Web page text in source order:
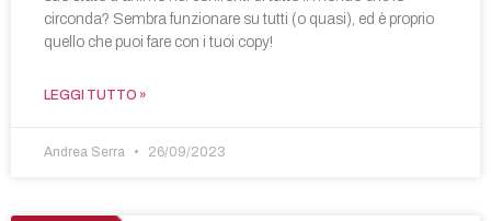
circonda? Sembra funzionare su tutti (o quasi), ed è proprio
quello che puoi fare con i tuoi copy!
LEGGI TUTTO »
Andrea Serra 26/09/2023